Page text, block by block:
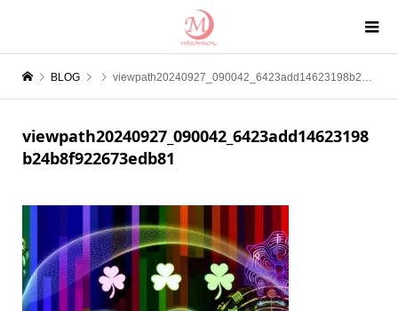
BLOG viewpath20240927_090042_6423add14623198b24b8f922673edb81
viewpath20240927_090042_6423add14623198
b24b8f922673edb81